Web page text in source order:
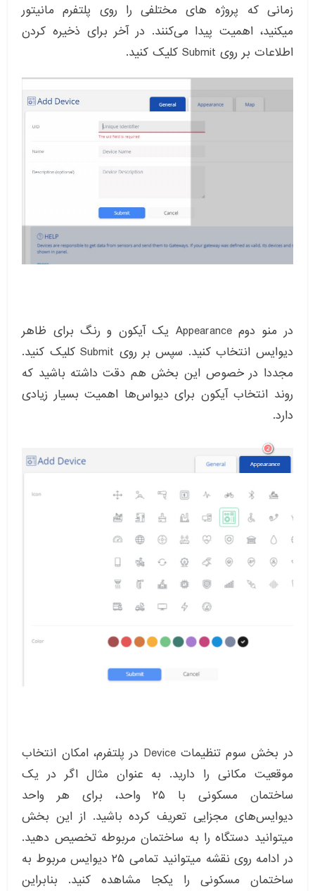
زمانی که پروژه های مختلفی را روی پلتفرم مانیتور
میکنید، اهمیت پیدا می‌کنند. در آخر برای ذخیره کردن
اطلاعات بر روی Submit کلیک کنید.
در منو دوم Appearance یک آیکون و رنگ برای ظاهر
دیوایس انتخاب کنید. سپس بر روی Submit کلیک کنید.
مجددا در خصوص این بخش هم دقت داشته باشید که
روند انتخاب آیکون برای دیواس‌ها اهمیت بسیار زیادی
دارد.
در بخش سوم تنظیمات Device در پلتفرم، امکان انتخاب
موقعیت مکانی را دارید. به عنوان مثال اگر در یک
ساختمان مسکونی با ۲۵ واحد، برای هر واحد
دیوایس‌های مجزایی تعریف کرده باشید. از این بخش
میتوانید دستگاه را به ساختمان مربوطه تخصیص دهید.
در ادامه روی نقشه میتوانید تمامی ۲۵ دیوایس مربوط به
ساختمان مسکونی را یکجا مشاهده کنید. بنابراین